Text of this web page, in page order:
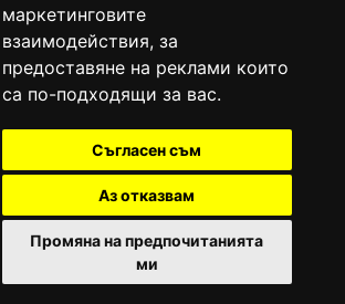
маркетинговите
взаимодействия, за
предоставяне на реклами които
са по-подходящи за вас.
Съгласен съм
Аз отказвам
Промяна на предпочитанията
ми
вестника е регистрирано в националния
издания (Българска национална
номер: ISSN 1312-4722.
на марката: Вяра информационен
България, със свидетелство за марка
година.
права запазени!